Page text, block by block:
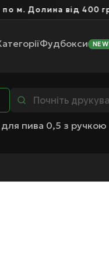
м. Долина від 400 грн
Фудбокси NEW
пива 0,5 з ручкою